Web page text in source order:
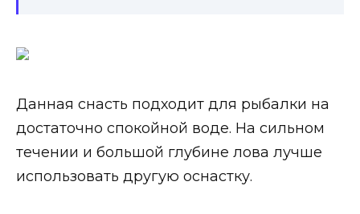
Данная снасть подходит для рыбалки на
достаточно спокойной воде. На сильном
течении и большой глубине лова лучше
использовать другую оснастку.